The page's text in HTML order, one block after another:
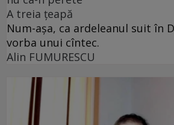
A treia țeapă
Num-așa, ca ardeleanul suit în
vorba unui cîntec.
Alin FUMURESCU